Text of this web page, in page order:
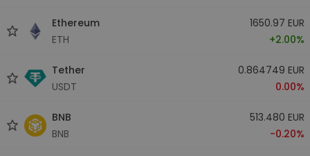
Ethereum
ETH
1650.97 EUR
+2.00%
Tether
USDT
0.864749 EUR
0.00%
BNB
BNB
513.480 EUR
-0.20%